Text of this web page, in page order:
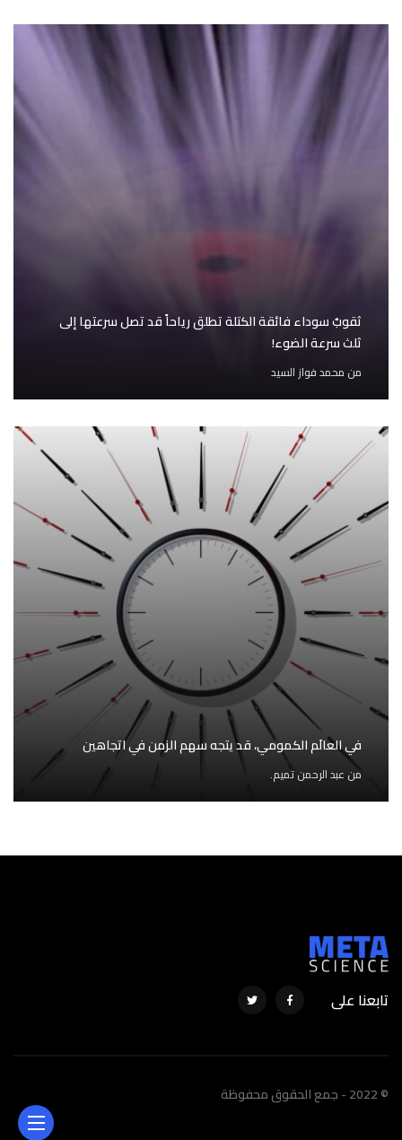
ثقوبٌ سوداء فائقة الكتلة تطلق رياحاً قد تصل سرعتها إلى
ثلث سرعة الضوء!
من محمد فواز السيد
في العالَم الكمومي، قد يتجه سهم الزمن في اتجاهين
من عبد الرحمن تميم.
تابعنا على
© 2022 - جمع الحقوق محفوظة